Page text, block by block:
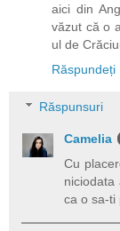
aici din
văzut că o
ul de
Răspundeți
Răspunsuri
Camelia
Cu
niciodata
ca o sa-ti